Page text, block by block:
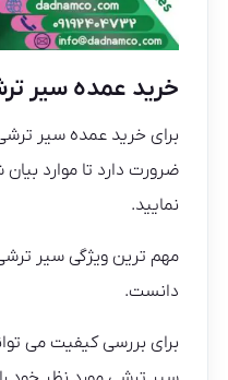
خرید عمده سیر
برای خرید عمده سیر
ضرورت دارد تا موارد
نمایید.
مهم ترین ویژگی سیر
دانست.
برای بررسی کیفیت می